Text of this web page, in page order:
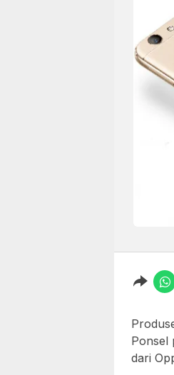
Ponsel
dari